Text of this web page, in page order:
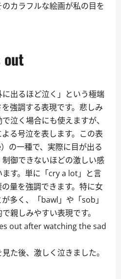
のカラフルな絵画が私の目を
out
に出るほど泣く」という極端
強調する表現です。悲しみ
泣く場合にも使えますが、
る号泣を表します。この表
の一種で、実際に目が出る
御できないほどの激しい感
す。単に「cry a lot」と言
量を強調できます。特に女
多く、「bawl」や「sob」
親しみやすい表現です。
out after watching the sad
た後、激しく泣きました。